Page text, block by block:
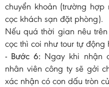
chuyển khoản (trường
cọc khách sạn đặt phòng).
Nếu quá thời gian nêu
cọc thì coi như tour tự động
- Bước 6: Ngay khi nhận
nhân viên công ty sẽ gởi
xác nhận có con dấu tròn